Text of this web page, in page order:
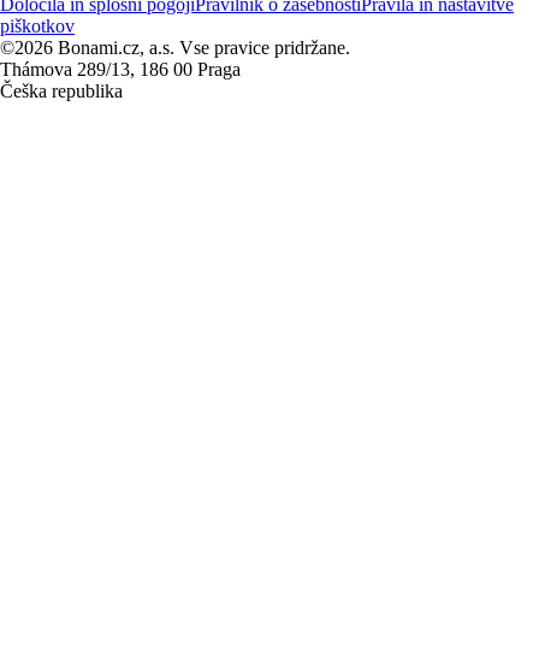
Določila in splošni pogojiPravilnik o zasebnostiPravila in nastavitve
piškotkov
©2026 Bonami.cz, a.s. Vse pravice pridržane.
Thámova 289/13, 186 00 Praga
Češka republika